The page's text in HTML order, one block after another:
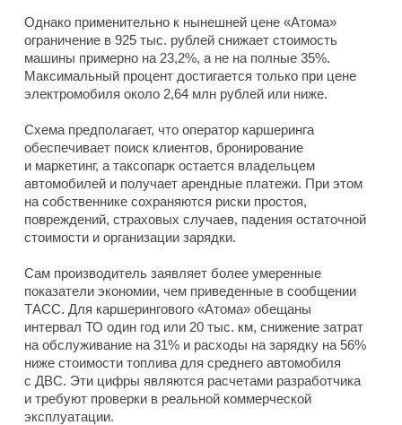
Однако применительно к нынешней цене «Атома»
ограничение в 925 тыс. рублей снижает стоимость
машины примерно на 23,2%, а не на полные 35%.
Максимальный процент достигается только при цене
электромобиля около 2,64 млн рублей или ниже.
Схема предполагает, что оператор каршеринга
обеспечивает поиск клиентов, бронирование
и маркетинг, а таксопарк остается владельцем
автомобилей и получает арендные платежи. При этом
на собственнике сохраняются риски простоя,
повреждений, страховых случаев, падения остаточной
стоимости и организации зарядки.
Сам производитель заявляет более умеренные
показатели экономии, чем приведенные в сообщении
ТАСС. Для каршерингового «Атома» обещаны
интервал ТО один год или 20 тыс. км, снижение затрат
на обслуживание на 31% и расходы на зарядку на 56%
ниже стоимости топлива для среднего автомобиля
с ДВС. Эти цифры являются расчетами разработчика
и требуют проверки в реальной коммерческой
эксплуатации.